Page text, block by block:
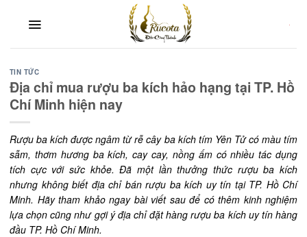
TIN TỨC
Địa chỉ mua rượu ba kích hảo hạng tại TP. Hồ
Chí Minh hiện nay
Rượu ba kích được ngâm từ rễ cây ba kích tím Yên Tử có màu tím
sẫm, thơm hương ba kích, cay cay, nồng ấm có nhiều tác dụng
tích cực với sức khỏe. Đã một lần thưởng thức rượu ba kích
nhưng không biết địa chỉ bán rượu ba kích uy tín tại TP. Hồ Chí
Minh. Hãy tham khảo ngay bài viết sau để có thêm kinh nghiệm
lựa chọn cũng như gợi ý địa chỉ đặt hàng rượu ba kích uy tín hàng
đầu TP. Hồ Chí Minh.